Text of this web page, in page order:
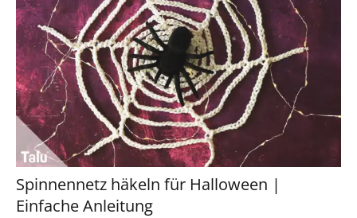
Spinnennetz häkeln für Halloween |
Einfache Anleitung